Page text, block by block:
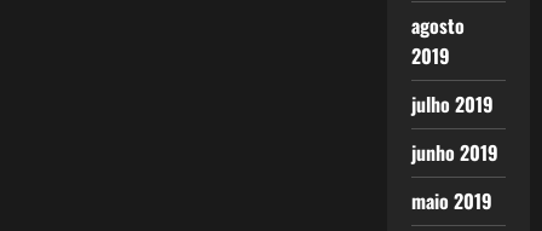
agosto
2019
julho 2019
junho 2019
maio 2019